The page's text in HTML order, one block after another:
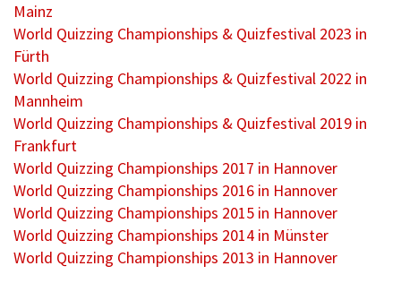
Mainz
World Quizzing Championships & Quizfestival 2023 in
Fürth
World Quizzing Championships & Quizfestival 2022 in
Mannheim
World Quizzing Championships & Quizfestival 2019 in
Frankfurt
World Quizzing Championships 2017 in Hannover
World Quizzing Championships 2016 in Hannover
World Quizzing Championships 2015 in Hannover
World Quizzing Championships 2014 in Münster
World Quizzing Championships 2013 in Hannover